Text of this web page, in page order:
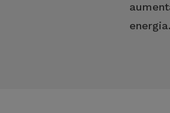
energia.